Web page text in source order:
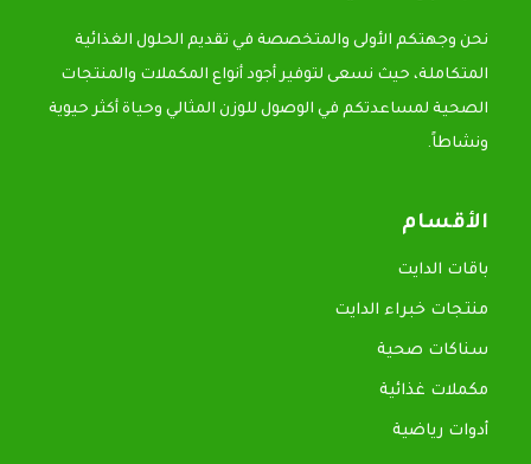
نحن وجهتكم الأولى والمتخصصة في تقديم الحلول الغذائية
المتكاملة، حيث نسعى لتوفير أجود أنواع المكملات والمنتجات
الصحية لمساعدتكم في الوصول للوزن المثالي وحياة أكثر حيوية
ونشاطاً.
الأقسام
باقات الدايت
منتجات خبراء الدايت
سناكات صحية
مكملات غذائية
أدوات رياضية